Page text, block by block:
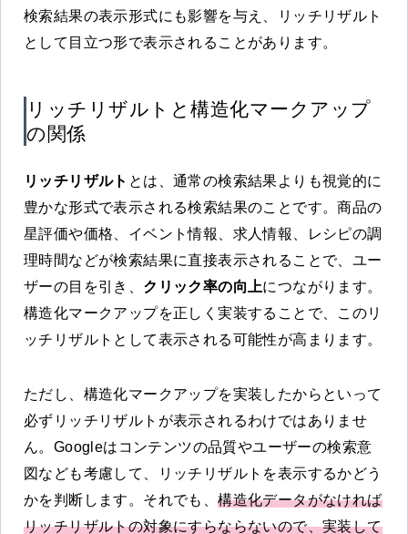
検索結果の表示形式にも影響を与え、リッチリザルト
として目立つ形で表示されることがあります。
リッチリザルトと構造化マークアップ
の関係
リッチリザルト とは、通常の検索結果よりも視覚的に
豊かな形式で表示される検索結果のことです。商品の
星評価や価格、イベント情報、求人情報、レシピの調
理時間などが検索結果に直接表示されることで、ユー
ザーの目を引き、 クリック率の向上につながります。
構造化マークアップを正しく実装することで、このリ
ッチリザルトとして表示される可能性が高まります。
ただし、構造化マークアップを実装したからといって
必ずリッチリザルトが表示されるわけではありませ
ん。Googleはコンテンツの品質やユーザーの検索意
図なども考慮して、リッチリザルトを表示するかどう
かを判断します。それでも、構造化データがなければ
リッチリザルトの対象にすらならないので、実装して